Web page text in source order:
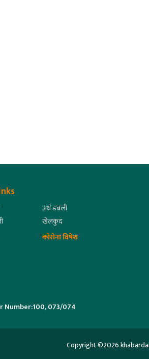
अर्थ डबली
खेलकुद
कोरोना विषेश
Number:100, 073/074
Copyright ©2026